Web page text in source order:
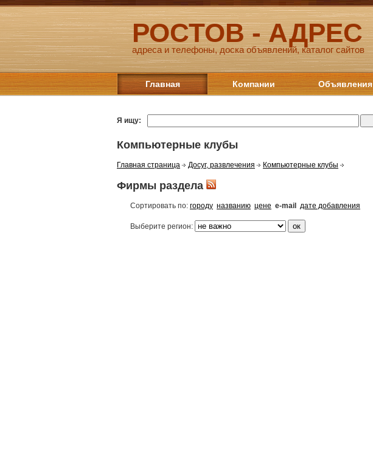
РОСТОВ - АДРЕС
адреса и телефоны, доска объявлений, каталог сайтов
Главная Компании Объявления
Я ищу:
Компьютерные клубы
Главная страница Досуг, развлечения Компьютерные клубы
Фирмы раздела
Сортировать по: городу названию цене e-mail дате добавления
Выберите регион: